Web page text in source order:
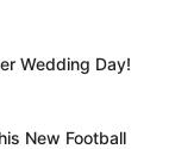
Wedding Day!
New Football